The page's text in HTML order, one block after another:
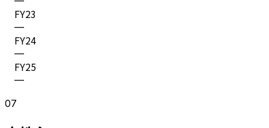
FY23
—
FY24
—
FY25
—
07